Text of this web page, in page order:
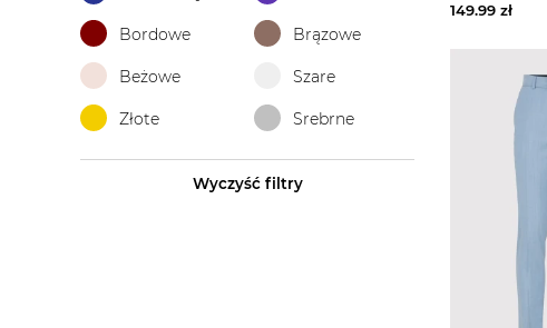
Bordowe Brązowe
Beżowe Szare
Złote Srebrne
Wyczyść filtry
149.99 zł